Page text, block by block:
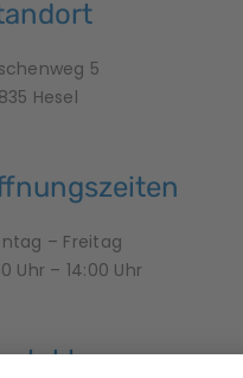
5
Hesel
– Freitag
Uhr – 14:00 Uhr